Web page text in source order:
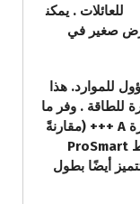
للعائلات . يمكن
صغير في
للموارد. هذا
للطاقة . وفر ما
يصل إلى 50٪ من الطاقة باستخدام أجهزة A +++ (مقارنةً
بأجهزة A +). الأجهزة المزودة بضاغط ProSmart
أيضًا بطول